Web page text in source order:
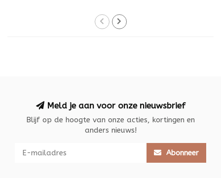
Meld je aan voor onze nieuwsbrief
Blijf op de hoogte van onze acties, kortingen en
anders nieuws!
Abonneer